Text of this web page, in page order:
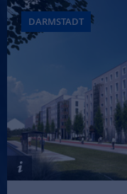
DARMSTADT